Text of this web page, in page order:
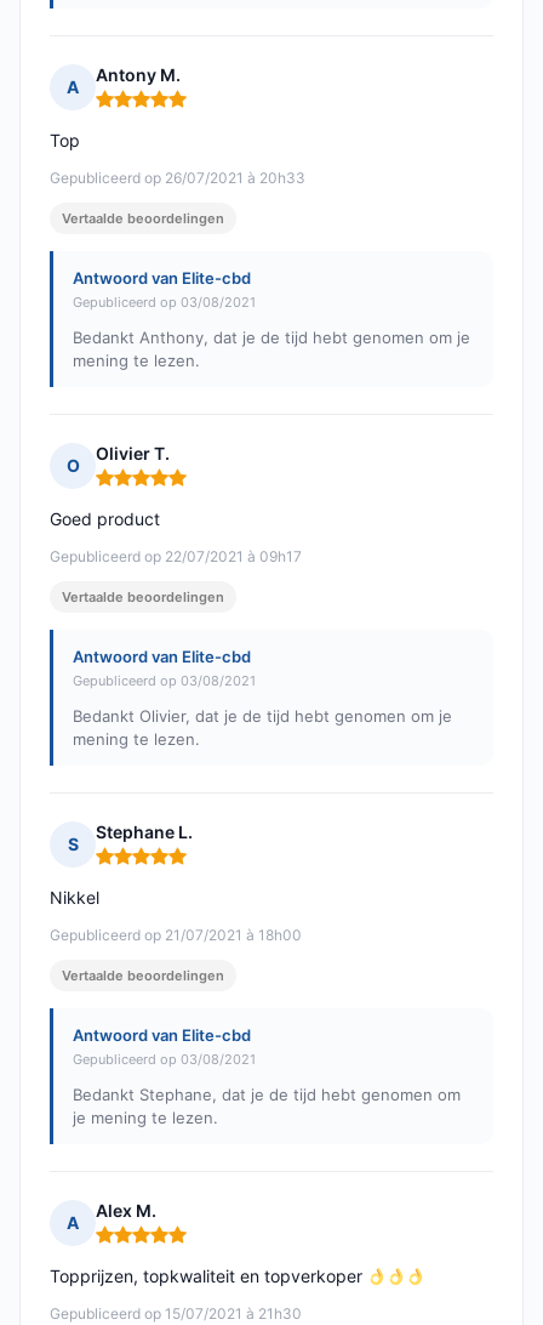
A
Antony M.
Opmerking: 5 van 5
Gepubliceerd op 26/07/2021 à 20h33
Top
Vertaalde beoordelingen
Antwoord van Elite-cbd
Gepubliceerd op 03/08/2021
Bedankt Anthony, dat je de tijd hebt genomen om je
mening te lezen.
O
Olivier T.
Opmerking: 5 van 5
Gepubliceerd op 22/07/2021 à 09h17
Goed product
Vertaalde beoordelingen
Antwoord van Elite-cbd
Gepubliceerd op 03/08/2021
Bedankt Olivier, dat je de tijd hebt genomen om je
mening te lezen.
S
Stephane L.
Opmerking: 5 van 5
Gepubliceerd op 21/07/2021 à 18h00
Nikkel
Vertaalde beoordelingen
Antwoord van Elite-cbd
Gepubliceerd op 03/08/2021
Bedankt Stephane, dat je de tijd hebt genomen om
je mening te lezen.
A
Alex M.
Opmerking: 5 van 5
Gepubliceerd op 15/07/2021 à 21h30
Topprijzen, topkwaliteit en topverkoper